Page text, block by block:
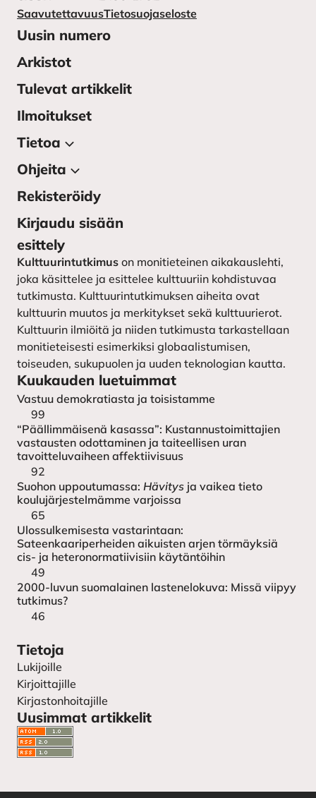
SaavutettavuusTietosuojaseloste
Uusin numero
Arkistot
Tulevat artikkelit
Ilmoitukset
Tietoa
Tietoa julkaisusta
Lehden toimitus
Kulttuurintutkimuksen
seura
Ohjeita
Kirjoittajan ohjeet
Kirjoittajaohjeet ruotsiksi –
instruktioner till författarna
Lähetä käsikirjoitus
Rekisteröidy
Kirjaudu sisään
esittely
Kulttuurintutkimus on monitieteinen aikakauslehti,
joka käsittelee ja esittelee kulttuuriin kohdistuvaa
tutkimusta. Kulttuurintutkimuksen aiheita ovat
kulttuurin muutos ja merkitykset sekä kulttuurierot.
Kulttuurin ilmiöitä ja niiden tutkimusta tarkastellaan
monitieteisesti esimerkiksi globaalistumisen,
toiseuden, sukupuolen ja uuden teknologian kautta.
Kuukauden luetuimmat
Vastuu demokratiasta ja toisistamme
99
“Päällimmäisenä kasassa”: Kustannustoimittajien
vastausten odottaminen ja taiteellisen uran
tavoitteluvaiheen affektiivisuus
92
Suohon uppoutumassa: Hävitys ja vaikea tieto
koulujärjestelmämme varjoissa
65
Ulossulkemisesta vastarintaan:
Sateenkaariperheiden aikuisten arjen törmäyksiä
cis- ja heteronormatiivisiin käytäntöihin
49
2000-luvun suomalainen lastenelokuva: Missä viipyy
tutkimus?
46
Tietoja
Lukijoille
Kirjoittajille
Kirjastonhoitajille
Uusimmat artikkelit